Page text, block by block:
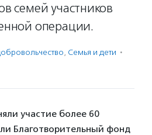
семей участников
операции.
, Семья и дети ·
участие более 60
Благотворительный фонд